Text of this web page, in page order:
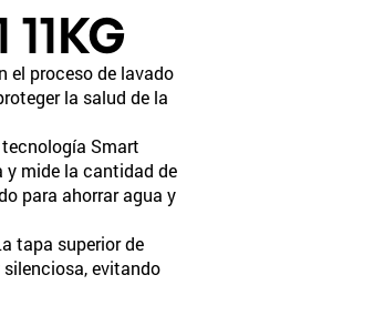
el proceso de lavado
la salud de la
Smart
y mide la cantidad de
para ahorrar agua y
tapa superior de
silenciosa, evitando